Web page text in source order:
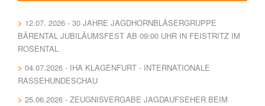
12.07. 2026 - 30 JAHRE JAGDHORNBLÄSERGRUPPE
BÄRENTAL JUBILÄUMSFEST AB 09:00 UHR IN FEISTRITZ IM
ROSENTAL
04.07.2026 - IHA KLAGENFURT - INTERNATIONALE
RASSEHUNDESCHAU
25.06.2026 - ZEUGNISVERGABE JAGDAUFSEHER BEIM